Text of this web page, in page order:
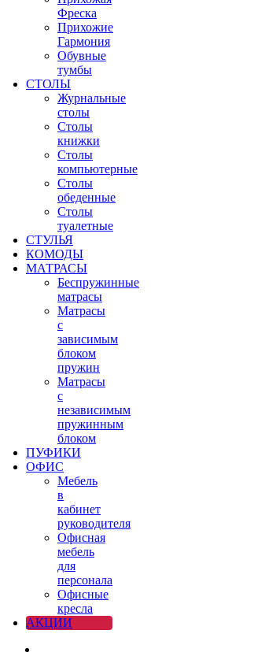
Фреска
Прихожие
Гармония
Обувные
тумбы
СТОЛЫ
Журнальные
столы
Столы
книжки
Столы
компьютерные
Столы
обеденные
Столы
туалетные
СТУЛЬЯ
КОМОДЫ
МАТРАСЫ
Беспружинные
матрасы
Матрасы
с
зависимым
блоком
пружин
Матрасы
с
независимым
пружинным
блоком
ПУФИКИ
ОФИС
Мебель
в
кабинет
руководителя
Офисная
мебель
для
персонала
Офисные
кресла
АКЦИИ